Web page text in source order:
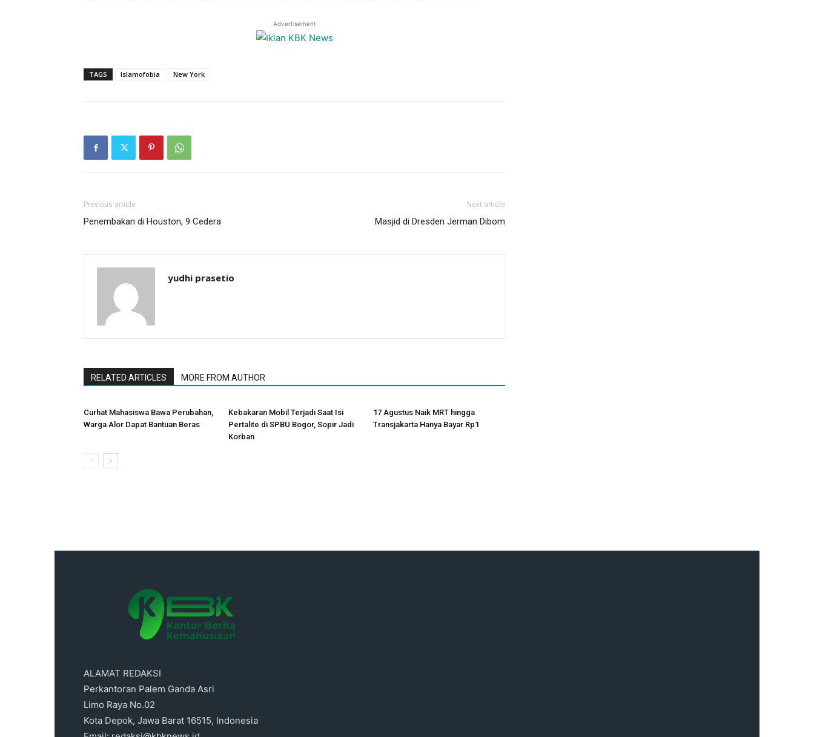
Advertisement
TAGS Islamofobia New York
Previous article
Penembakan di Houston, 9 Cedera
Next article
Masjid di Dresden Jerman Dibom
yudhi prasetio
RELATED ARTICLES MORE FROM AUTHOR
Curhat Mahasiswa Bawa Perubahan,
Warga Alor Dapat Bantuan Beras
Kebakaran Mobil Terjadi Saat Isi
Pertalite di SPBU Bogor, Sopir Jadi
Korban
17 Agustus Naik MRT hingga
Transjakarta Hanya Bayar Rp1
ALAMAT REDAKSI
Perkantoran Palem Ganda Asri
Limo Raya No.02
Kota Depok, Jawa Barat 16515, Indonesia